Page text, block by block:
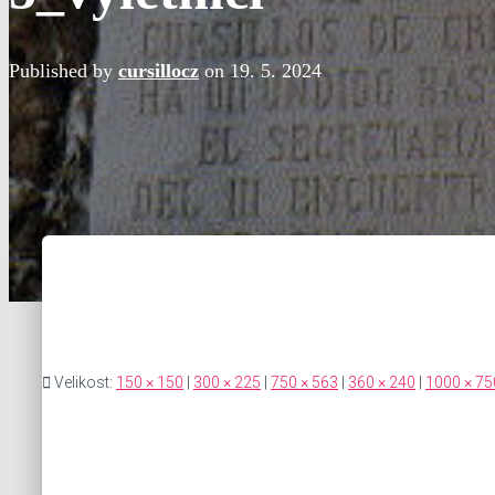
Published by cursilloczon19. 5. 2024
Velikost: 150 × 150 300 × 225 750 × 563 360 × 240 1000 ×